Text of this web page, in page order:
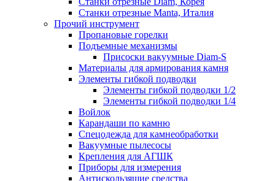
Станки отрезные Manta, Италия
Прочий инструмент
Пропановые горелки
Подъeмные механизмы
Присоски вакуумные Diam-S
Материалы для армирования камня
Элементы гибкой подводки
Элементы гибкой подводки 1/2
Элементы гибкой подводки 1/4
Войлок
Карандаши по камню
Спецодежда для камнеобработки
Вакуумные пылесосы
Крепления для АГШК
Приборы для измерения
Антискользящие средства